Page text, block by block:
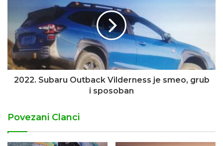
2022. Subaru Outback Vilderness je smeo, grub
i sposoban
Povezani Clanci